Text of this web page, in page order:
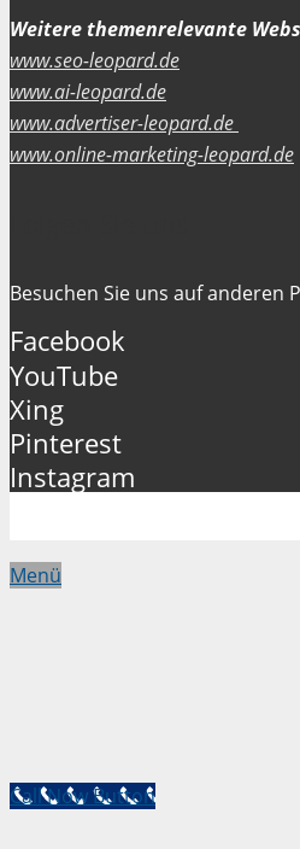
Weitere themenrelevante
www.seo-leopard.de
www.ai-leopard.de
www.advertiser-leopard.de
www.online-marketing-leopard.de
Besuchen Sie uns auf anderen
Facebook
YouTube
Xing
Pinterest
Instagram
Menü
Call Now Button